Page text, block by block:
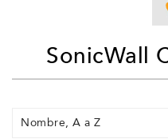
SonicWall
Nombre, A a Z